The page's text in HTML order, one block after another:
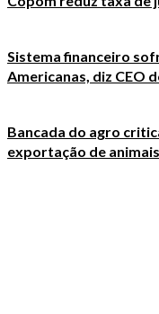
Sistema financeiro
Americanas, diz CEO
Bancada do agro
exportação de